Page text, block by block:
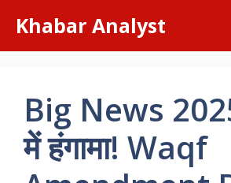
content
Khabar Analyst
Big News
में हंगामा! Waqf